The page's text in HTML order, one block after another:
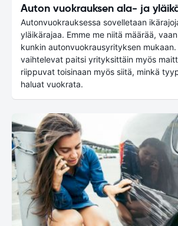
Auton vuokrauksen ala- ja
Autonvuokrauksessa sovelletaan
yläikärajaa. Emme me niitä määrää,
kunkin autonvuokrausyrityksen
vaihtelevat paitsi yrityksittäin myös
riippuvat toisinaan myös siitä, minkä
haluat vuokrata.